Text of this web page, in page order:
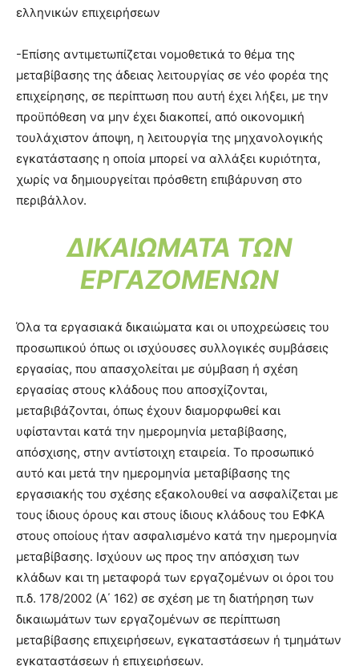
ελληνικών επιχειρήσεων
-Επίσης αντιμετωπίζεται νομοθετικά το θέμα της
μεταβίβασης της άδειας λειτουργίας σε νέο φορέα της
επιχείρησης, σε περίπτωση που αυτή έχει λήξει, με την
προϋπόθεση να μην έχει διακοπεί, από οικονομική
τουλάχιστον άποψη, η λειτουργία της μηχανολογικής
εγκατάστασης η οποία μπορεί να αλλάξει κυριότητα,
χωρίς να δημιουργείται πρόσθετη επιβάρυνση στο
περιβάλλον.
ΔΙΚΑΙΩΜΑΤΑ ΤΩΝ
ΕΡΓΑΖΟΜΕΝΩΝ
Όλα τα εργασιακά δικαιώματα και οι υποχρεώσεις του
προσωπικού όπως οι ισχύουσες συλλογικές συμβάσεις
εργασίας, που απασχολείται με σύμβαση ή σχέση
εργασίας στους κλάδους που αποσχίζονται,
μεταβιβάζονται, όπως έχουν διαμορφωθεί και
υφίστανται κατά την ημερομηνία μεταβίβασης,
απόσχισης, στην αντίστοιχη εταιρεία. Το προσωπικό
αυτό και μετά την ημερομηνία μεταβίβασης της
εργασιακής του σχέσης εξακολουθεί να ασφαλίζεται με
τους ίδιους όρους και στους ίδιους κλάδους του ΕΦΚΑ
στους οποίους ήταν ασφαλισμένο κατά την ημερομηνία
μεταβίβασης. Ισχύουν ως προς την απόσχιση των
κλάδων και τη μεταφορά των εργαζομένων οι όροι του
π.δ. 178/2002 (Α΄ 162) σε σχέση με τη διατήρηση των
δικαιωμάτων των εργαζομένων σε περίπτωση
μεταβίβασης επιχειρήσεων, εγκαταστάσεων ή τμημάτων
εγκαταστάσεων ή επιχειρήσεων.